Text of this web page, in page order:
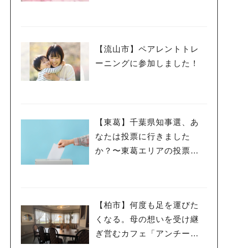
【流山市】ペアレントトレ
ーニングに参加しました！
【東葛】千葉県知事選、あ
なたは投票に行きました
か？〜東葛エリアの投票率
【柏市】何度も足を運びた
くなる。母の想いを受け継
ぎ営むカフェ「アンチー